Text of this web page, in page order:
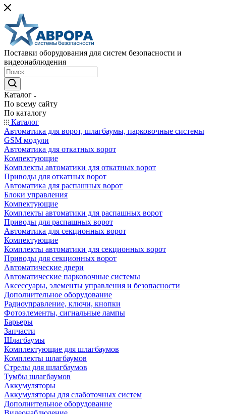
Поставки оборудования для систем безопасности и
видеонаблюдения
Каталог
По всему сайту
По каталогу
Каталог
Автоматика для ворот, шлагбаумы, парковочные системы
GSM модули
Автоматика для откатных ворот
Компектующие
Комплекты автоматики для откатных ворот
Приводы для откатных ворот
Автоматика для распашных ворот
Блоки управления
Компектующие
Комплекты автоматики для распашных ворот
Приводы для распашных ворот
Автоматика для секционных ворот
Компектующие
Комплекты автоматики для секционных ворот
Приводы для секционных ворот
Автоматические двери
Автоматические парковочные системы
Аксессуары, элементы управления и безопасности
Дополнительное оборудование
Радиоуправление, ключи, кнопки
Фотоэлементы, сигнальные лампы
Барьеры
Запчасти
Шлагбаумы
Комплектующие для шлагбаумов
Комплекты шлагбаумов
Стрелы для шлагбаумов
Тумбы шлагбаумов
Аккумуляторы
Аккумуляторы для слаботочных систем
Дополнительное оборудование